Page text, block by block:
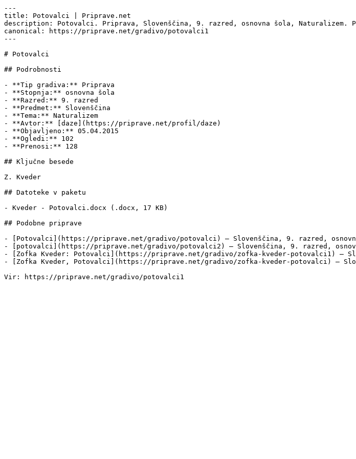
---
title: Potovalci | Priprave.net
description: Potovalci. Priprava, Slovenščina, 9. razred, osnovna šola, Naturalizem.
canonical: https://priprave.net/gradivo/potovalci1
---
# Potovalci
## Podrobnosti
- **Tip gradiva:** Priprava
- **Stopnja:** osnovna šola
- **Razred:** 9. razred
- **Predmet:** Slovenščina
- **Tema:** Naturalizem
- **Avtor:** [daze](https://priprave.net/profil/daze)
- **Objavljeno:** 05.04.2015
- **Ogledi:** 102
- **Prenosi:** 128
## Ključne besede
Z. Kveder
## Datoteke v paketu
- Kveder - Potovalci.docx (.docx, 17 KB)
## Podobne priprave
- [Potovalci](https://priprave.net/gradivo/potovalci) — Slovenščina, 9. razred,
- [potovalci](https://priprave.net/gradivo/potovalci2) — Slovenščina, 9. razred,
- [Zofka Kveder: Potovalci](https://priprave.net/gradivo/zofka-kveder-potovalci1) —
- [Zofka Kveder, Potovalci](https://priprave.net/gradivo/zofka-kveder-potovalci) —